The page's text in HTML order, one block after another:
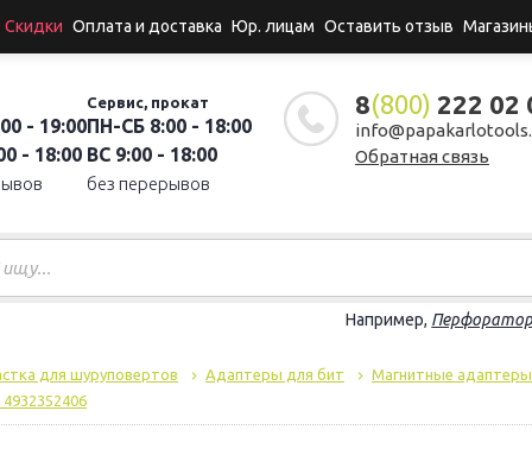
Скидки Оплата и доставка Юр. лицам Оставить отзыв
- 19:00
- 18:00
Сервис, прокат
ПН-СБ 8:00 - 18:00
ВС 9:00 - 18:00
без перерывов
8(800) 222 02
Обратная связь
Например,
для шуруповертов Адаптеры для бит
Магнитные адаптеры